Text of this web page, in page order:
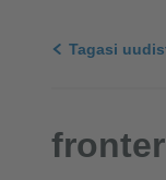
Tagasi
fronter